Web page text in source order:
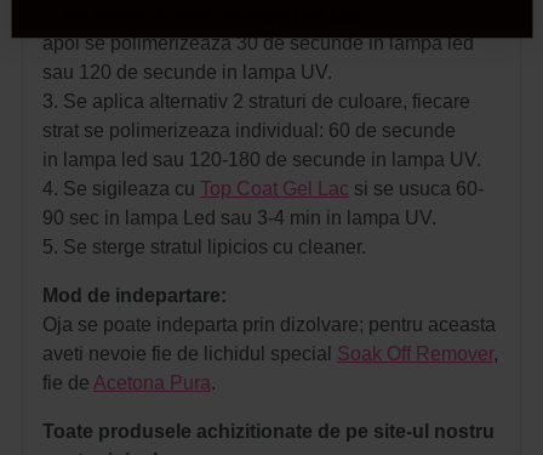
apoi se polimerizeaza 30 de secunde in lampa led
sau 120 de secunde in lampa UV.
3. Se aplica alternativ 2 straturi de culoare, fiecare
strat se polimerizeaza individual: 60 de secunde
in lampa led sau 120-180 de secunde in lampa UV.
4. Se sigileaza cu Top Coat Gel Lac si se usuca 60-
90 sec in lampa Led sau 3-4 min in lampa UV.
5. Se sterge stratul lipicios cu cleaner.
Mod de indepartare:
Oja se poate indeparta prin dizolvare; pentru aceasta
aveti nevoie fie de lichidul special Soak Off Remover,
fie de Acetona Pura.
Toate produsele achizitionate de pe site-ul nostru